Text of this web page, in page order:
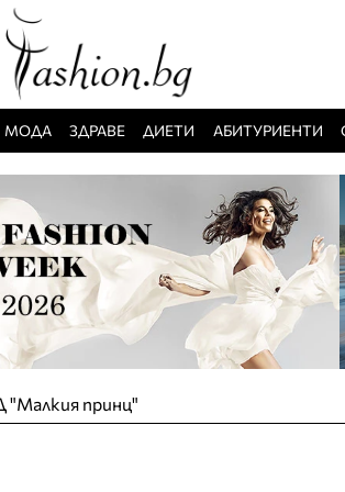
МОДА ЗДРАВЕ ДИЕТИ АБИТУРИЕНТИ
"Малкия принц"